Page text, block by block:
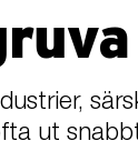
ut